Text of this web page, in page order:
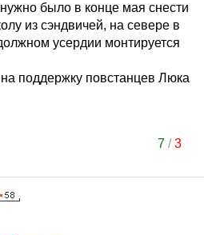
было в конце мая снести
из сэндвичей, на севере в
усердии монтируется
поддержку повстанцев Люка
7/3